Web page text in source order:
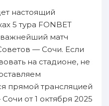
настоящий
5 тура FONBET
важнейший матч
— Сочи. Если
на стадионе, не
прямой трансляцией
от 1 октября 2025